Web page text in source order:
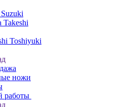
Takeshi
Toshiyuki
ножи
работы